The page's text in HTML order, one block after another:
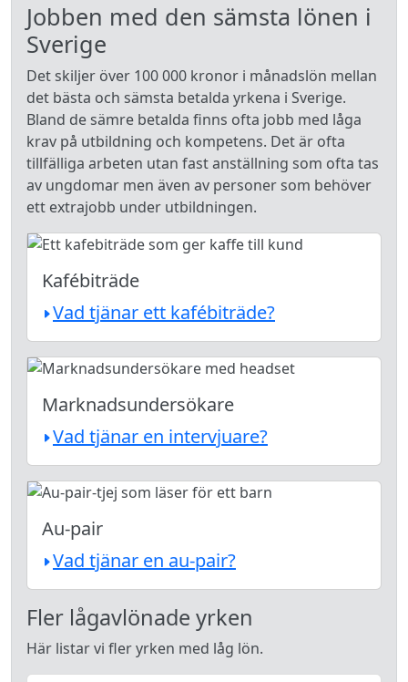
Jobben med den sämsta lönen i
Sverige
Det skiljer över 100 000 kronor i månadslön mellan
det bästa och sämsta betalda yrkena i Sverige.
Bland de sämre betalda finns ofta jobb med låga
krav på utbildning och kompetens. Det är ofta
tillfälliga arbeten utan fast anställning som ofta tas
av ungdomar men även av personer som behöver
ett extrajobb under utbildningen.
Kafébiträde
Vad tjänar ett kafébiträde?
Marknadsundersökare
Vad tjänar en intervjuare?
Au-pair
Vad tjänar en au-pair?
Fler lågavlönade yrken
Här listar vi fler yrken med låg lön.